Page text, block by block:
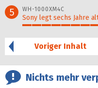
5 WH-1000XM4C
Sony legt sechs Jahre
Voriger Inhalt
Nichts mehr